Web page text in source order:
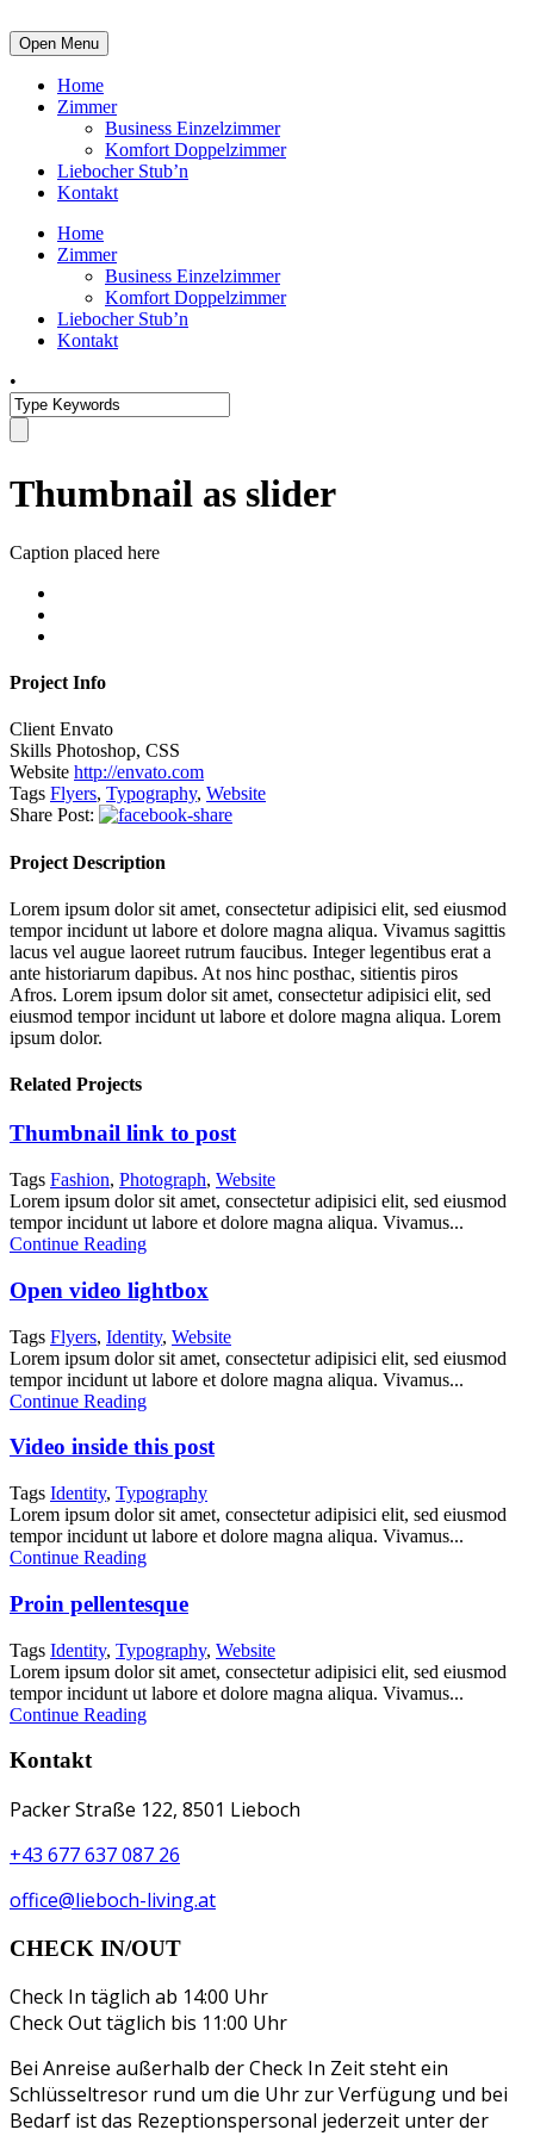
Open Menu
Home
Zimmer
Business Einzelzimmer
Komfort Doppelzimmer
Liebocher Stub’n
Kontakt
Home
Zimmer
Business Einzelzimmer
Komfort Doppelzimmer
Liebocher Stub’n
Kontakt
•
Thumbnail as slider
Caption placed here
Project Info
ClientEnvato
Skills Photoshop, CSS
Website http://envato.com
Tags Flyers, Typography, Website
Share Post:
Project Description
Lorem ipsum dolor sit amet, consectetur adipisici elit, sed eiusmod
tempor incidunt ut labore et dolore magna aliqua. Vivamus sagittis
lacus vel augue laoreet rutrum faucibus. Integer legentibus erat a
ante historiarum dapibus. At nos hinc posthac, sitientis piros
Afros. Lorem ipsum dolor sit amet, consectetur adipisici elit, sed
eiusmod tempor incidunt ut labore et dolore magna aliqua. Lorem
ipsum dolor.
Related Projects
Thumbnail link to post
Tags Fashion, Photograph, Website
Lorem ipsum dolor sit amet, consectetur adipisici elit, sed eiusmod
tempor incidunt ut labore et dolore magna aliqua. Vivamus...
Continue Reading
Open video lightbox
Tags Flyers, Identity, Website
Lorem ipsum dolor sit amet, consectetur adipisici elit, sed eiusmod
tempor incidunt ut labore et dolore magna aliqua. Vivamus...
Continue Reading
Video inside this post
Tags Identity, Typography
Lorem ipsum dolor sit amet, consectetur adipisici elit, sed eiusmod
tempor incidunt ut labore et dolore magna aliqua. Vivamus...
Continue Reading
Proin pellentesque
Tags Identity, Typography, Website
Lorem ipsum dolor sit amet, consectetur adipisici elit, sed eiusmod
tempor incidunt ut labore et dolore magna aliqua. Vivamus...
Continue Reading
Kontakt
Packer Straße 122, 8501 Lieboch
+43 677 637 087 26
office@lieboch-living.at
CHECK IN/OUT
Check In täglich ab 14:00 Uhr
Check Out täglich bis 11:00 Uhr
Bei Anreise außerhalb der Check In Zeit steht ein
Schlüsseltresor rund um die Uhr zur Verfügung und bei
Bedarf ist das Rezeptionspersonal jederzeit unter der